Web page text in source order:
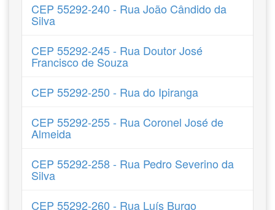
CEP 55292-240 - Rua João Cândido da
Silva
CEP 55292-245 - Rua Doutor José
Francisco de Souza
CEP 55292-250 - Rua do Ipiranga
CEP 55292-255 - Rua Coronel José de
Almeida
CEP 55292-258 - Rua Pedro Severino da
Silva
CEP 55292-260 - Rua Luís Burgo